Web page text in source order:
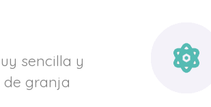
sencilla y
de granja